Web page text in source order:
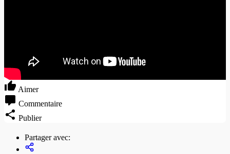
Aimer
Commentaire
Publier
Partager avec: